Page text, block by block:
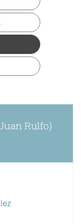
Rulfo)